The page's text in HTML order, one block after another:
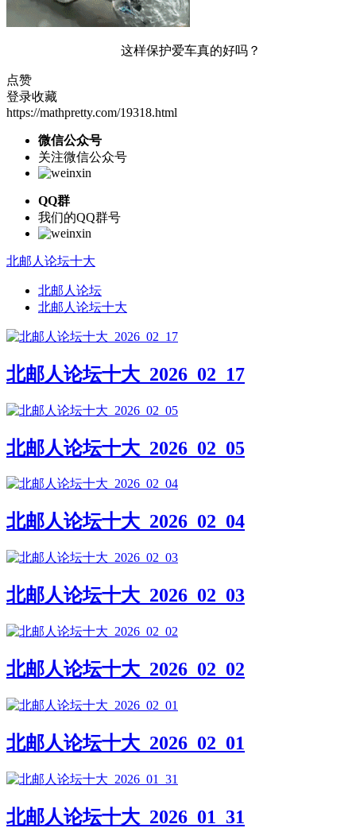
这样保护爱车真的好吗？
点赞
登录收藏
https://mathpretty.com/19318.html
微信公众号
关注微信公众号
QQ群
我们的QQ群号
北邮人论坛十大
北邮人论坛
北邮人论坛十大
北邮人论坛十大_2026_02_17
北邮人论坛十大_2026_02_05
北邮人论坛十大_2026_02_04
北邮人论坛十大_2026_02_03
北邮人论坛十大_2026_02_02
北邮人论坛十大_2026_02_01
北邮人论坛十大_2026_01_31